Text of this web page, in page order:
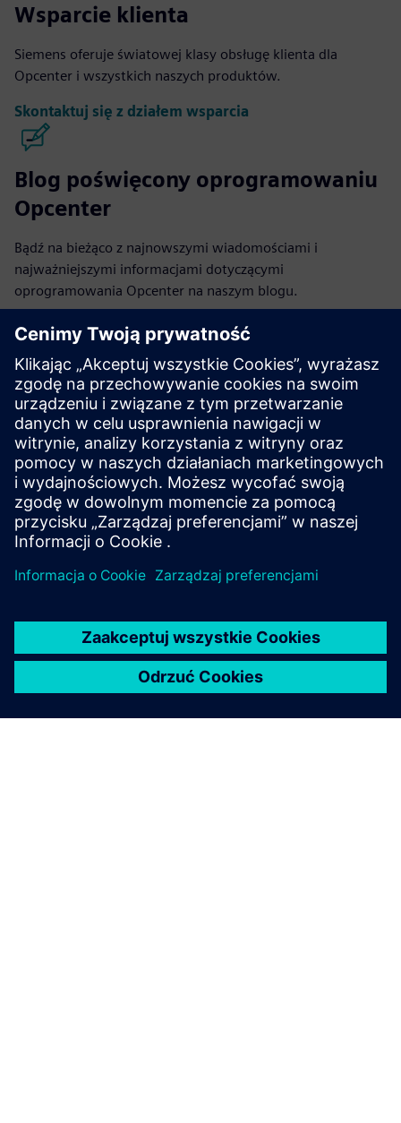
Wsparcie klienta
Siemens oferuje światowej klasy obsługę klienta dla
Opcenter i wszystkich naszych produktów.
Skontaktuj się z działem wsparcia
Blog poświęcony oprogramowaniu
Opcenter
Bądź na bieżąco z najnowszymi wiadomościami i
najważniejszymi informacjami dotyczącymi
oprogramowania Opcenter na naszym blogu.
Odwiedź blog
Społeczność użytkowników
oprogramowania Opcenter
Dołącz do rozmowy lub uzyskaj odpowiedzi na wszystkie
pytania dotyczące oprogramowania Opcenter.
Odwiedź społeczność